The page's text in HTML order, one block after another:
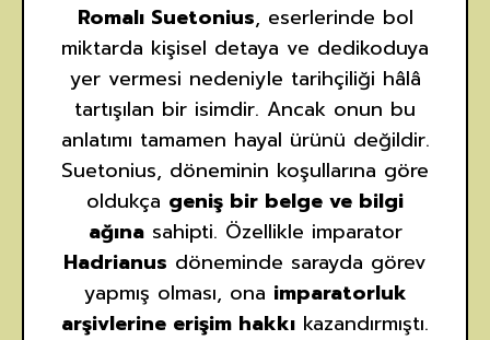
Romalı Suetonius, eserlerinde bol
miktarda kişisel detaya ve dedikoduya
yer vermesi nedeniyle tarihçiliği hâlâ
tartışılan bir isimdir. Ancak onun bu
anlatımı tamamen hayal ürünü değildir.
Suetonius, döneminin koşullarına göre
oldukça geniş bir belge ve bilgi
ağınasahipti. Özellikle imparator
Hadrianus döneminde sarayda görev
yapmış olması, ona imparatorluk
arşivlerine erişim hakkı kazandırmıştı.